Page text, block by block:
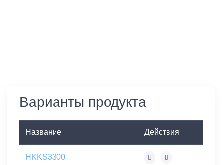
Варианты продукта
Название Действия
HKKS3300